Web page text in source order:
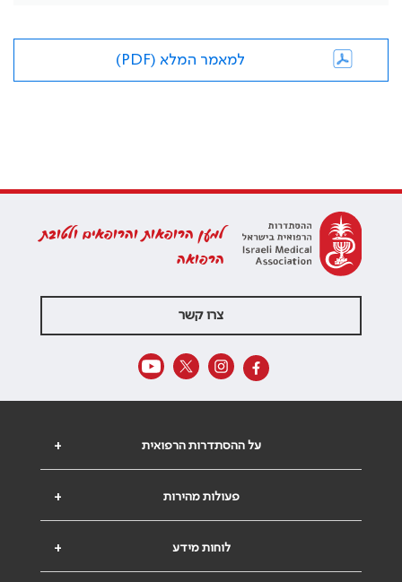
למאמר המלא (PDF)
למען הרופאות והרופאים ולטובת
הרפואה
צרו קשר
+ על ההסתדרות הרפואית
+ פעולות מהירות
+ לוחות מידע